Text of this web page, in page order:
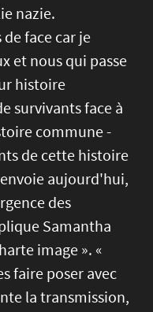
nazie.
face car je
et nous qui passe
histoire
survivants face à
commune -
de cette histoire
aujourd'hui,
des
Samantha
image ». «
faire poser avec
la transmission,